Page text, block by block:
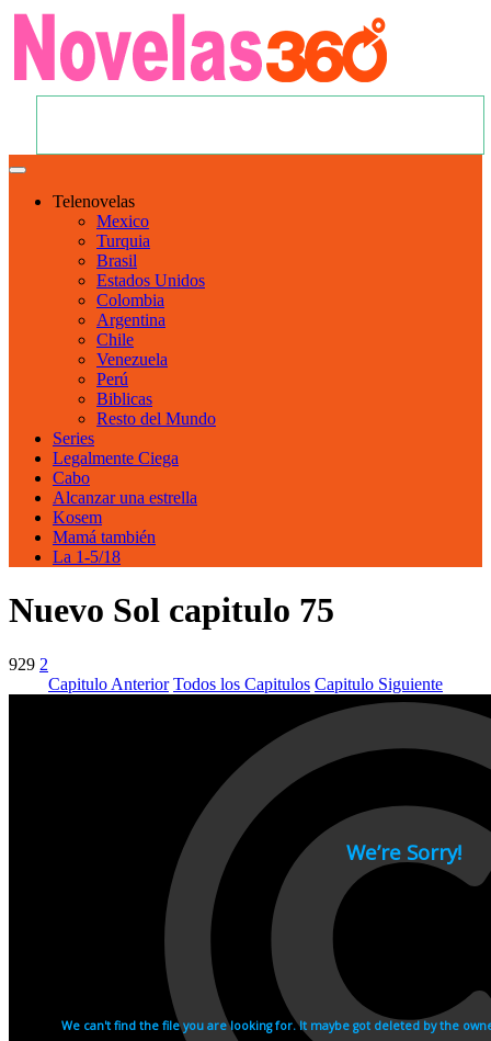
Telenovelas
Mexico
Turquia
Brasil
Estados Unidos
Colombia
Argentina
Chile
Venezuela
Perú
Biblicas
Resto del Mundo
Series
Legalmente Ciega
Cabo
Alcanzar una estrella
Kosem
Mamá también
La 1-5/18
Nuevo Sol capitulo 75
929 2
Capitulo Anterior Todos los Capitulos Capitulo Siguiente